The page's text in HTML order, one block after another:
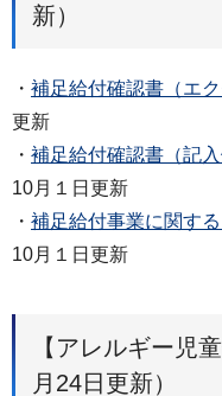
新）
・ 補足給付確認書（エク
更新
・ 補足給付確認書（記
10月１日更新
・ 補足給付事業に関す
10月１日更新
【アレルギー児
月24日更新）